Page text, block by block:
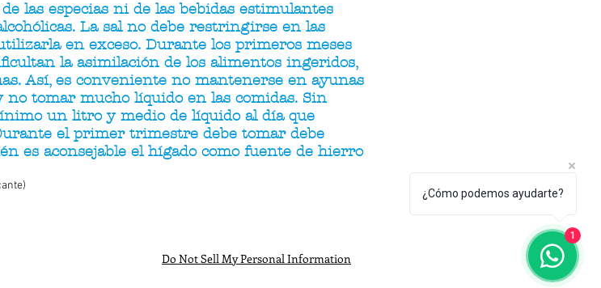
las especias ni de las bebidas estimulantes
La sal no debe restringirse en las
en exceso. Durante los primeros meses
la asimilación de los alimentos ingeridos,
Así, es conveniente no mantenerse en ayunas
no tomar mucho líquido en las comidas. Sin
un litro y medio de líquido al día que
el primer trimestre debe tomar debe
es aconsejable el hígado como fuente de hierro
Do Not Sell My Personal Information
¿Cómo podemos ayudarte?
1